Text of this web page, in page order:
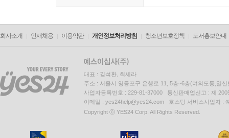
회사소개 인재채용 이용약관 개인정보처리방침 청소년보호정책 도서홍보안내
대표 : 김석환, 최세라
주소 : 서울시 영등포구 은행로 11, 5층~6층(여의도동,일신
사업자등록번호 : 229-81-37000 통신판매업신고 : 제
이메일 : yes24help@yes24.com 호스팅 서비스사업자 :
Copyright ⓒ YES24 Corp. All Rights Reserved.